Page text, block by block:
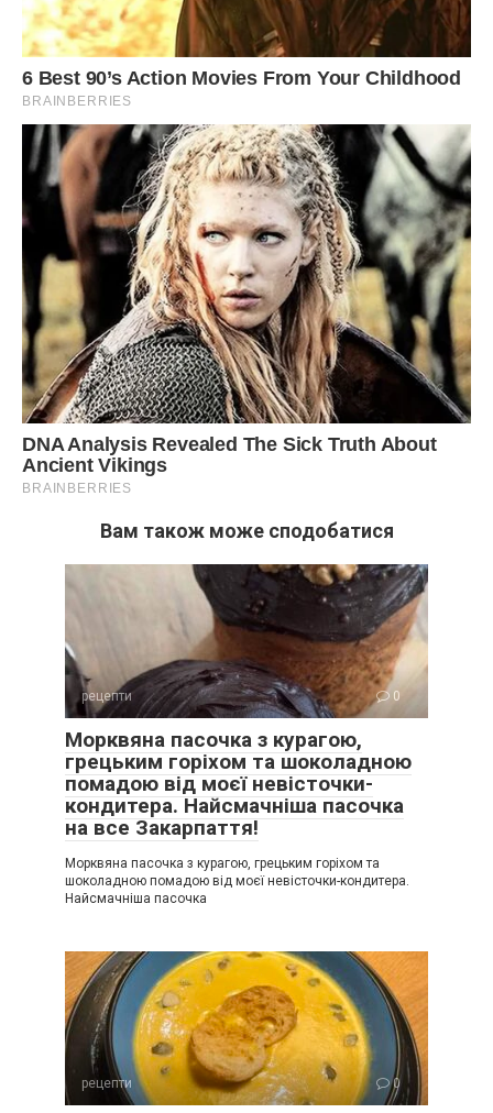
Вам також може сподобатися
рецепти 0
Морквяна пасочка з курагою,
грецьким горіхом та шоколадною
помадою від моєї невісточки-
кондитера. Найсмачніша пасочка
на все Закарпаття!
Морквяна пасочка з курагою, грецьким горіхом та
шоколадною помадою від моєї невісточки-кондитера.
Найсмачніша пасочка
рецепти 0